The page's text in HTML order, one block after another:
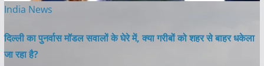
India News
दिल्ली का पुनर्वास मॉडल सवालों के घेरे में, क्या गरीबों को शहर से बाहर धकेला
जा रहा है?